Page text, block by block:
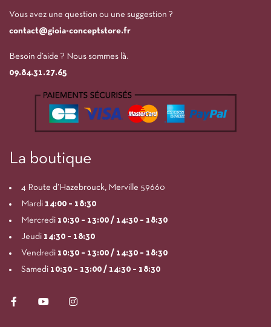
Vous avez une question ou une suggestion ?
contact@gioia-conceptstore.fr
Besoin d’aide ? Nous sommes là.
09.84.31.27.65
La boutique
4 Route d’Hazebrouck, Merville 59660
Mardi 14:00 – 18:30
Mercredi 10:30 – 13:00 / 14:30 – 18:30
Jeudi 14:30 – 18:30
Vendredi 10:30 – 13:00 / 14:30 – 18:30
Samedi 10:30 – 13:00 / 14:30 – 18:30